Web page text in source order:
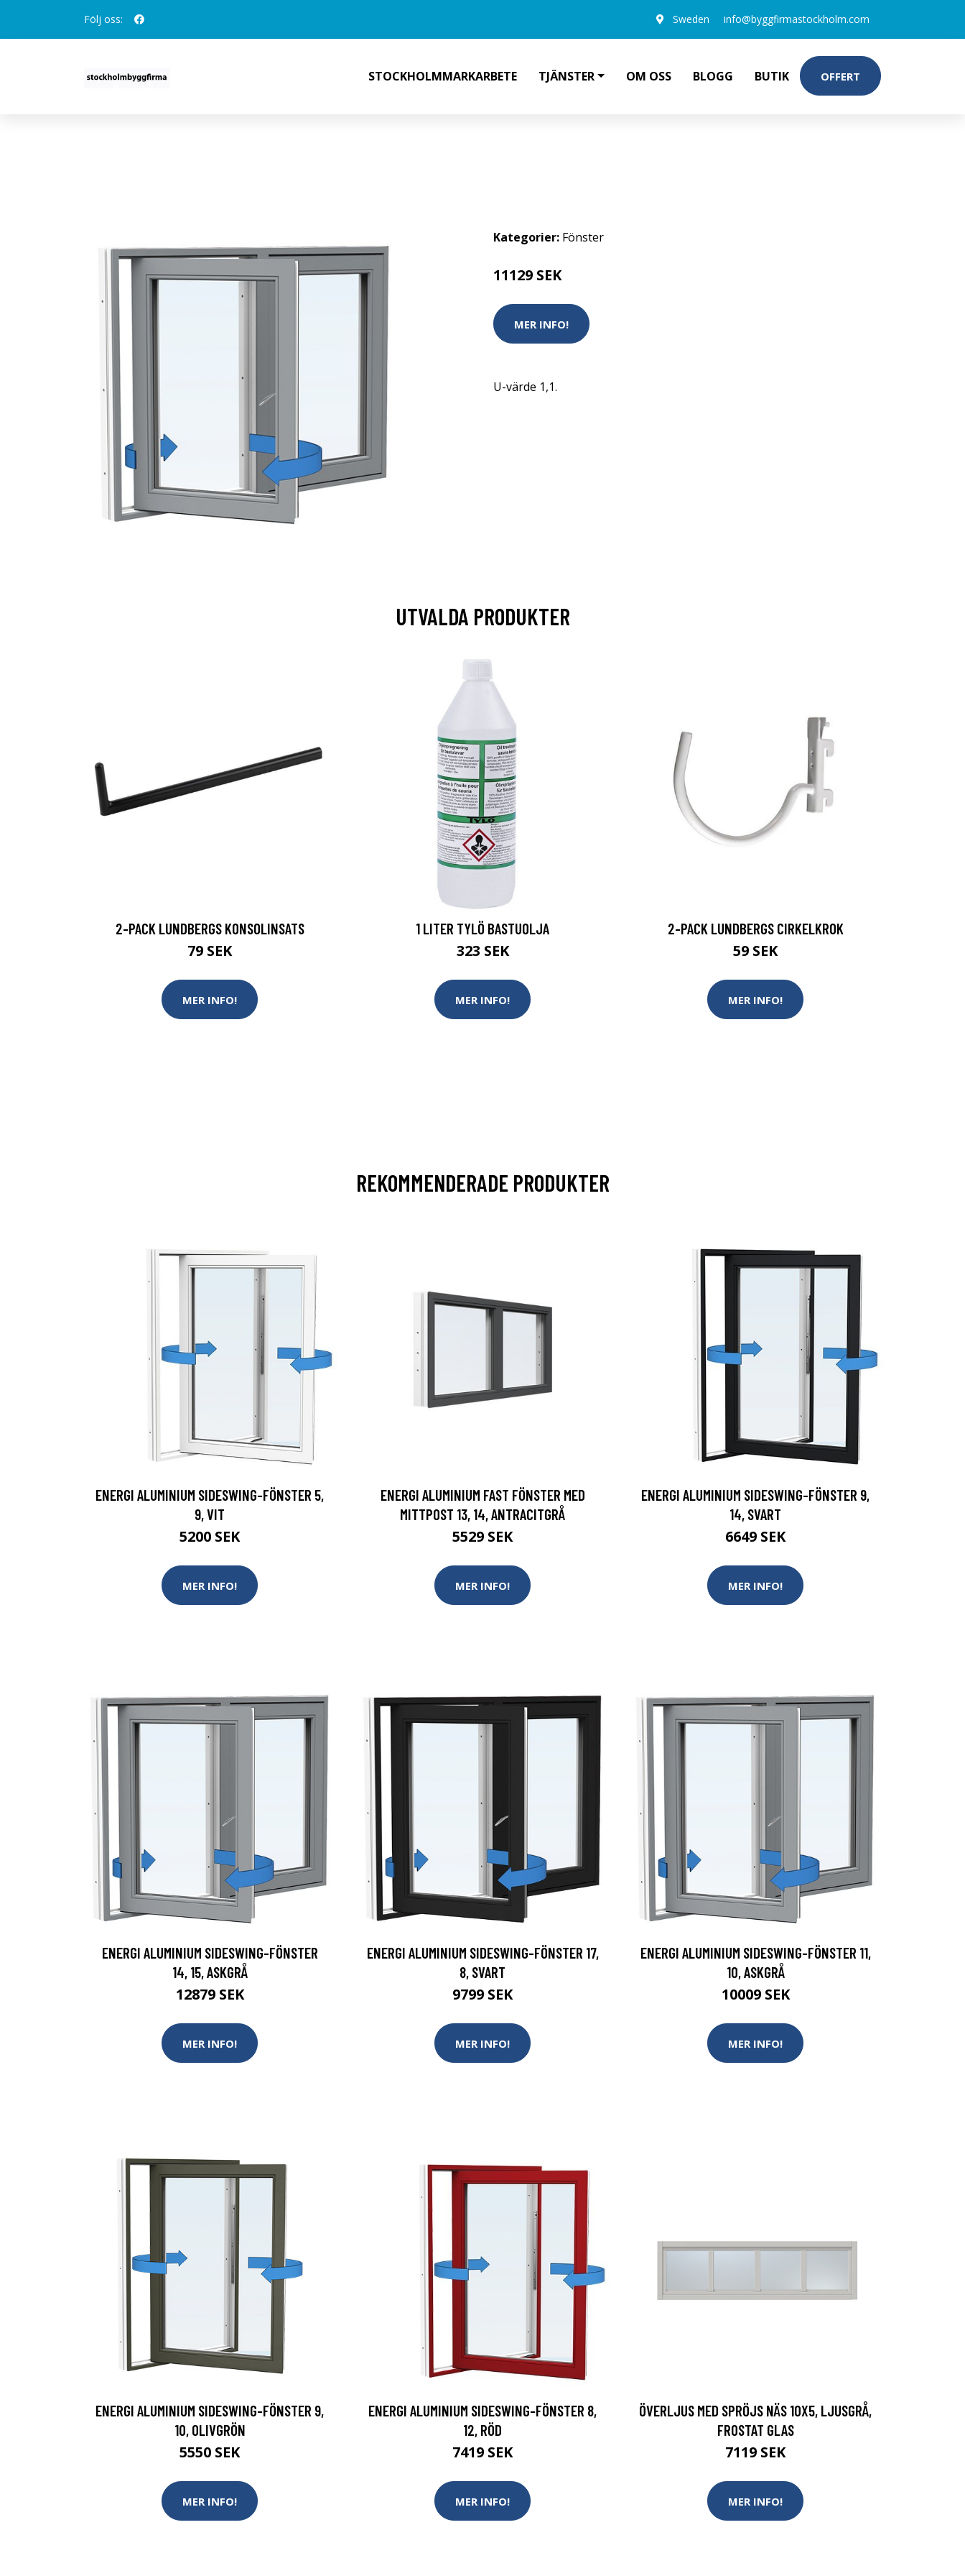
Följ oss: Sweden info@byggfirmastockholm.com
STOCKHOLMMARKARBETE TJÄNSTER OM OSS BLOGG BUTIK OFFERT
Kategorier: Fönster
11129 SEK
MER INFO!
U-värde 1,1.
UTVALDA PRODUKTER
2-PACK LUNDBERGS KONSOLINSATS
79 SEK
MER INFO!
1 LITER TYLÖ BASTUOLJA
323 SEK
MER INFO!
2-PACK LUNDBERGS CIRKELKROK
59 SEK
MER INFO!
REKOMMENDERADE PRODUKTER
ENERGI ALUMINIUM SIDESWING-FÖNSTER 5,
9, VIT
5200 SEK
MER INFO!
ENERGI ALUMINIUM FAST FÖNSTER MED
MITTPOST 13, 14, ANTRACITGRÅ
5529 SEK
MER INFO!
ENERGI ALUMINIUM SIDESWING-FÖNSTER 9,
14, SVART
6649 SEK
MER INFO!
ENERGI ALUMINIUM SIDESWING-FÖNSTER
14, 15, ASKGRÅ
12879 SEK
MER INFO!
ENERGI ALUMINIUM SIDESWING-FÖNSTER 17,
8, SVART
9799 SEK
MER INFO!
ENERGI ALUMINIUM SIDESWING-FÖNSTER 11,
10, ASKGRÅ
10009 SEK
MER INFO!
ENERGI ALUMINIUM SIDESWING-FÖNSTER 9,
10, OLIVGRÖN
5550 SEK
MER INFO!
ENERGI ALUMINIUM SIDESWING-FÖNSTER 8,
12, RÖD
7419 SEK
MER INFO!
ÖVERLJUS MED SPRÖJS NÄS 10X5, LJUSGRÅ,
FROSTAT GLAS
7119 SEK
MER INFO!